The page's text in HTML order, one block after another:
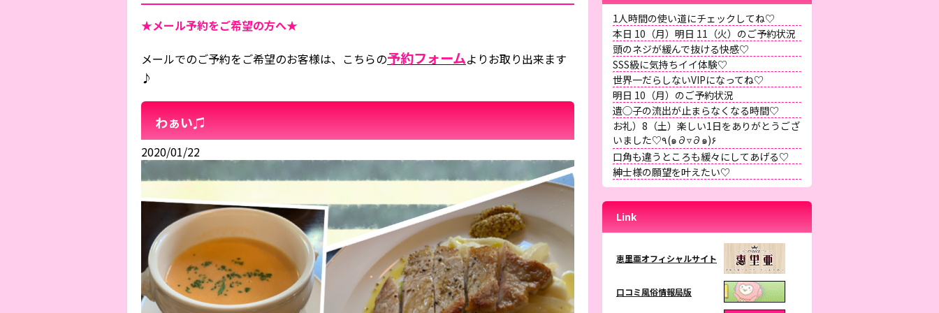
★メール予約をご希望の方へ★
メールでのご予約をご希望のお客様は、こちらの予約フォームよりお取り出来ます
♪
わぁい♫
2020/01/22
1人時間の使い道にチェックしてね♡
本日 10（月）明日 11（火）のご予約状況
頭のネジが緩んで抜ける快感♡
SSS級に気持ちイイ体験♡
世界一だらしないVIPになってね♡
明日 10（月）のご予約状況
遺◯子の流出が止まらなくなる時間♡
お礼）8（土）楽しい1日をありがとうござ
いました♡٩(๑∂▿∂๑)۶
口角も違うところも緩々にしてあげる♡
紳士様の願望を叶えたい♡
Link
恵里亜オフィシャルサイト
口コミ風俗情報局版